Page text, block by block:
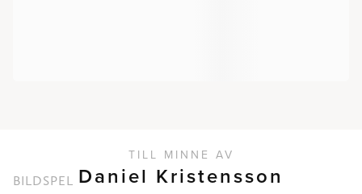
TILL MINNE AV
Daniel Kristensson
BILDSPEL